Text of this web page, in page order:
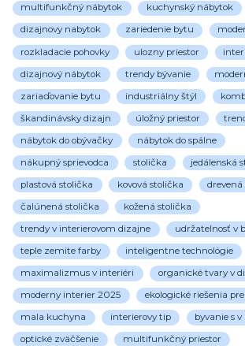
multifunkčný nábytok kuchynský nábytok
dizajnovy nabytok zariedenie bytu
rozkladacie pohovky ulozny priestor
dizajnový nábytok trendy bývanie
zariaďovanie bytu industriálny štýl
škandinávsky dizajn úložný priestor
nábytok do obývačky nábytok do spálne
nákupný sprievodca stolička jedálenská
plastová stolička kovová stolička
čalúnená stolička kožená stolička
trendy v interierovom dizajne udržatelnosť v
teple zemite farby inteligentne technológie
maximalizmus v interiéri organické tvary v
moderny interier 2025 ekologické riešenia
mala kuchyna interierovy tip byvanie s
optické zväčšenie multifunkčný priestor